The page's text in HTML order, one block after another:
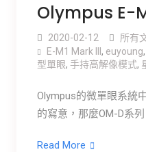
Olympus E-
2020-02-12 所有
E-M1 Mark III , euyoung,
型單眼, 手持高解像模式,
Olympus的微單眼系統
的寫意，那麼OM-D系列
Read More